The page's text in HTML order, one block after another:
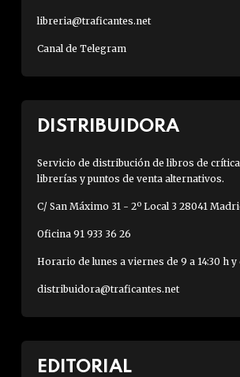
libreria@traficantes.net
Canal de Telegram
DISTRIBUIDORA
Servicio de distribución de libros de
librerías y puntos de venta alternativos.
C/ San Máximo 31 - 2º Local 3 28041
Oficina 91 933 36 26
Horario de lunes a viernes de 9 a 14:30 h y
distribuidora@traficantes.net
EDITORIAL